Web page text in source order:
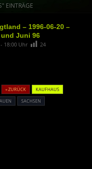
EINTRÄGE
– 1996-06-20 –
Juni 96
18:00 Uhr 24
« ZURÜCK
KAUFHAUS
SACHSEN